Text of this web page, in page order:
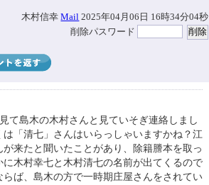
木村信幸Mail 2025年04月06日 16時34分04秒
削除パスワード
て島木の木村さんと見ていそぎ連絡しまし
「清七」さんはいらっしゃいますかね？江
来たと聞いたことがあり、除籍謄本を取っ
木村幸七と木村清七の名前が出てくるので
ば、島木の方で一時期庄屋さんをされてい